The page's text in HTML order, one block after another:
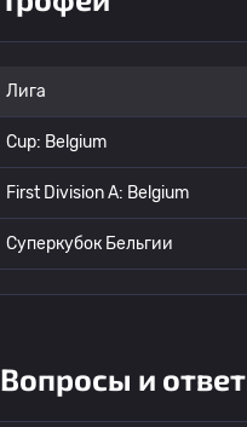
Лига
Cup: Belgium
First Division A: Belgium
Суперкубок Бельгии
Вопросы и